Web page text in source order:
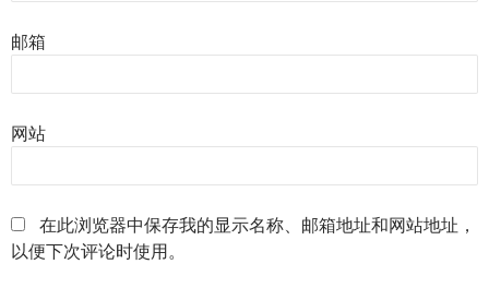
邮箱
网站
在此浏览器中保存我的显示名称、邮箱地址和网站地址，
以便下次评论时使用。